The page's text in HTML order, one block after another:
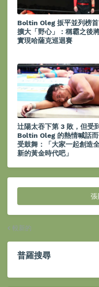
Boltin Oleg 扳平並列榜首
擴大「野心」：稱霸之後
實現哈薩克巡迴賽
辻陽太吞下第 3 敗，但受到
Boltin Oleg 的熱情喊話
受鼓舞：「大家一起創造
新的黃金時代吧」
張
較新的
普羅搜尋